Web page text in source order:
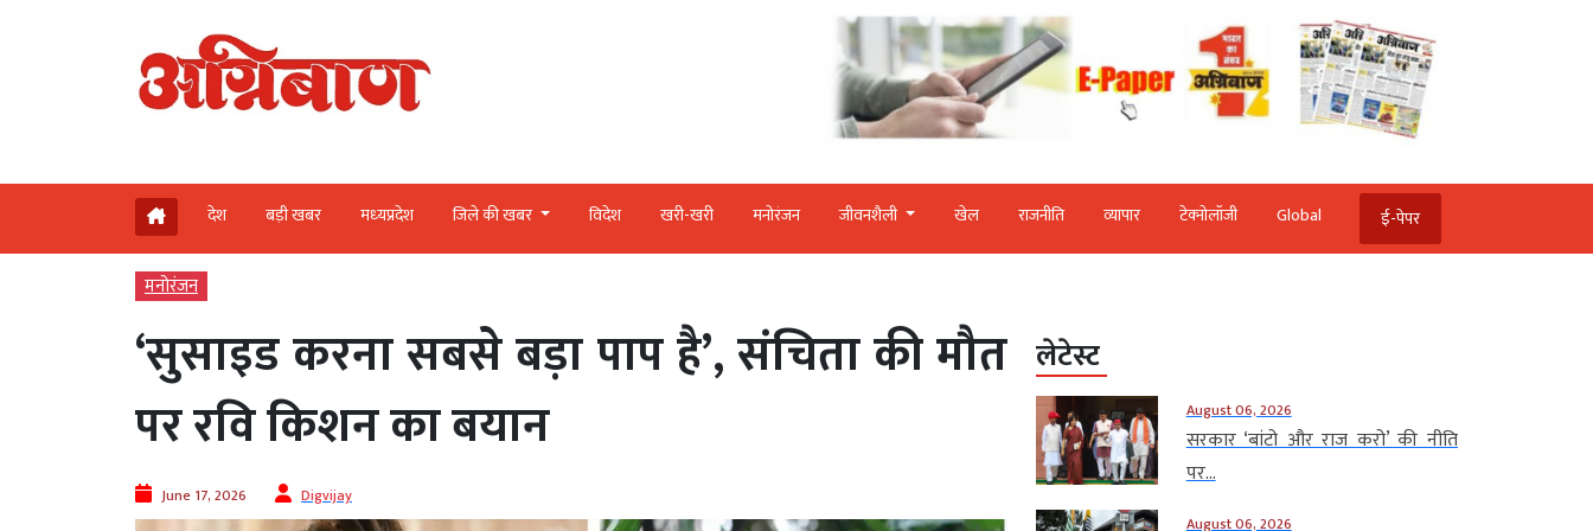
देश बड़ी खबर मध्‍यप्रदेश जिले की खबर विदेश खरी-खरी मनोरंजन जीवनशैली खेल राजनीति व्‍यापार टेक्‍नोलॉजी Global ई-पेपर
मनोरंजन
‘सुसाइड करना सबसे बड़ा पाप है’, संचिता की मौत
पर रवि किशन का बयान
June 17, 2026 Digvijay
लेटेस्ट
August 06, 2026
सरकार ‘बांटो और राज करो’ की नीति
पर...
August 06, 2026